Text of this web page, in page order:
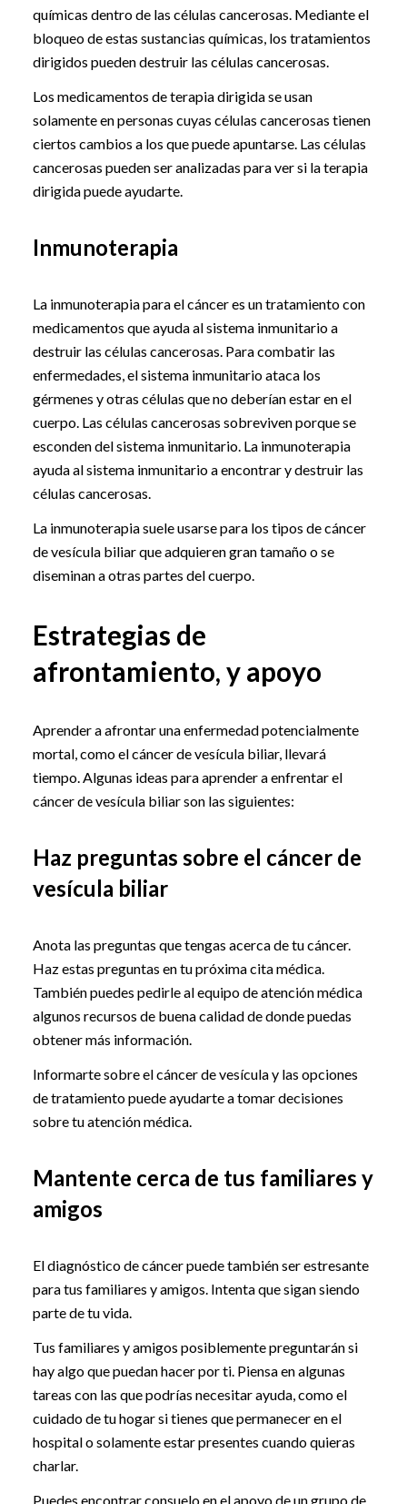
químicas dentro de las células cancerosas. Mediante el
bloqueo de estas sustancias químicas, los tratamientos
dirigidos pueden destruir las células cancerosas.
Los medicamentos de terapia dirigida se usan
solamente en personas cuyas células cancerosas tienen
ciertos cambios a los que puede apuntarse. Las células
cancerosas pueden ser analizadas para ver si la terapia
dirigida puede ayudarte.
Inmunoterapia
La inmunoterapia para el cáncer es un tratamiento con
medicamentos que ayuda al sistema inmunitario a
destruir las células cancerosas. Para combatir las
enfermedades, el sistema inmunitario ataca los
gérmenes y otras células que no deberían estar en el
cuerpo. Las células cancerosas sobreviven porque se
esconden del sistema inmunitario. La inmunoterapia
ayuda al sistema inmunitario a encontrar y destruir las
células cancerosas.
La inmunoterapia suele usarse para los tipos de cáncer
de vesícula biliar que adquieren gran tamaño o se
diseminan a otras partes del cuerpo.
Estrategias de
afrontamiento, y apoyo
Aprender a afrontar una enfermedad potencialmente
mortal, como el cáncer de vesícula biliar, llevará
tiempo. Algunas ideas para aprender a enfrentar el
cáncer de vesícula biliar son las siguientes:
Haz preguntas sobre el cáncer de
vesícula biliar
Anota las preguntas que tengas acerca de tu cáncer.
Haz estas preguntas en tu próxima cita médica.
También puedes pedirle al equipo de atención médica
algunos recursos de buena calidad de donde puedas
obtener más información.
Informarte sobre el cáncer de vesícula y las opciones
de tratamiento puede ayudarte a tomar decisiones
sobre tu atención médica.
Mantente cerca de tus familiares y
amigos
El diagnóstico de cáncer puede también ser estresante
para tus familiares y amigos. Intenta que sigan siendo
parte de tu vida.
Tus familiares y amigos posiblemente preguntarán si
hay algo que puedan hacer por ti. Piensa en algunas
tareas con las que podrías necesitar ayuda, como el
cuidado de tu hogar si tienes que permanecer en el
hospital o solamente estar presentes cuando quieras
charlar.
Puedes encontrar consuelo en el apoyo de un grupo de